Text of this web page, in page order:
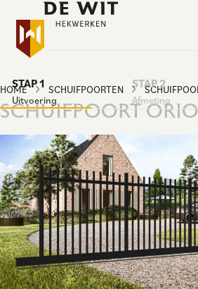
STAP 1
Uitvoering
STAP 2
Afmeting
HOME SCHUIFPOORTEN
SCHUIFPOORT